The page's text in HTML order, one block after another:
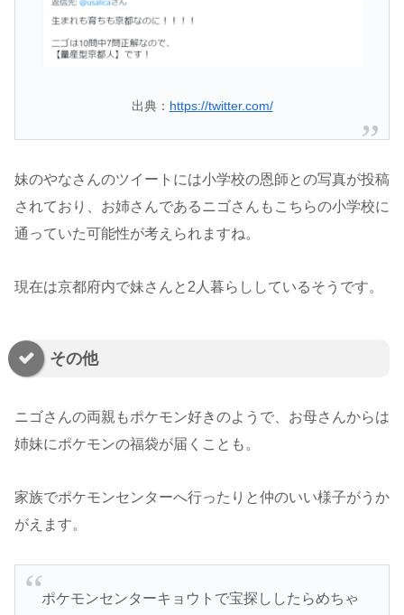
出典： https://twitter.com/
妹のやなさんのツイートには小学校の恩師との写真が投稿
されており、お姉さんであるニゴさんもこちらの小学校に
通っていた可能性が考えられますね。
現在は京都府内で妹さんと2人暮らししているそうです。
その他
ニゴさんの両親もポケモン好きのようで、お母さんからは
姉妹にポケモンの福袋が届くことも。
家族でポケモンセンターへ行ったりと仲のいい様子がうか
がえます。
ポケモンセンターキョウトで宝探ししたらめちゃ